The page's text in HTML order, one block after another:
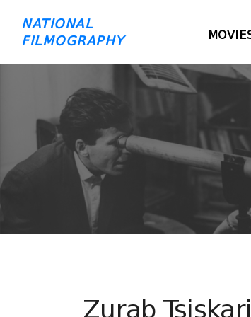
NATIONAL
FILMOGRAPHY
Zurab